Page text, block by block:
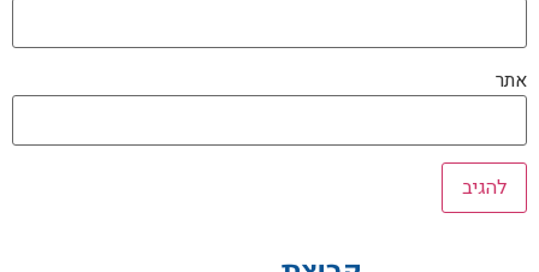
אתר